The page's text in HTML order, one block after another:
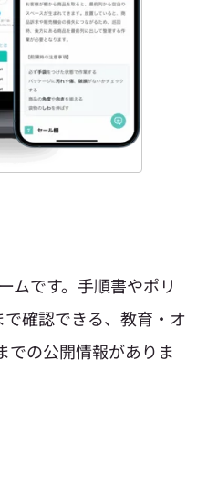
ムです。手順書やポリ
確認できる、教育・オ
での公開情報がありま